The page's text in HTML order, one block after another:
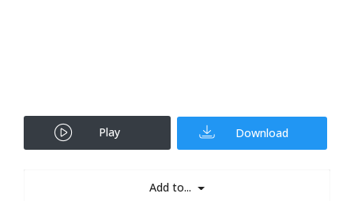
Play Download
Add to...